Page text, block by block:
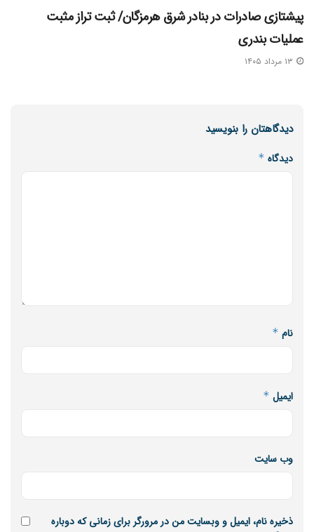
پیشتازی صادرات در بنادر شرق هرمزگان/ ثبت تراز مثبت
عملیات بندری
دیدگاهتان را بنویسید
دیدگاه *
نام *
ایمیل *
وب‌ سایت
ذخیره نام، ایمیل و وبسایت من در مرورگر برای زمانی که دوباره